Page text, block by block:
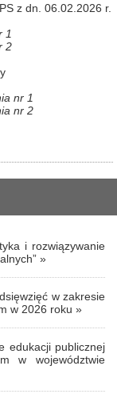
z dn. 06.02.2026 r.
1
2
nr 1
nr 2
i rozwiązywanie
»
w zakresie
w 2026 roku »
edukacji publicznej
w województwie